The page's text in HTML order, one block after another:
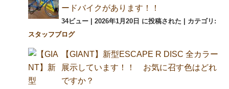
ードバイクがあります！！
34ビュー 2026年1月20日 に投稿された
カテゴリ:
スタッフブログ
【GIANT】新型ESCAPE R DISC 全カラー
展示しています！！ お気に召す色はどれ
ですか？